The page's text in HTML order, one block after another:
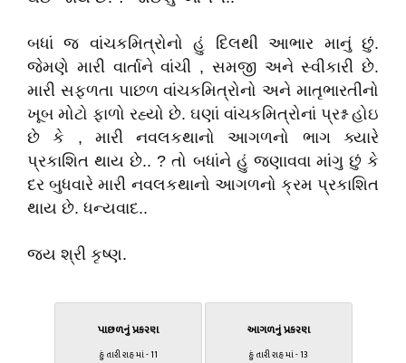
બધાં જ વાંચકમિત્રોનો હું દિલથી આભાર માનું છું.
જેમણે મારી વાર્તાને વાંચી , સમજી અને સ્વીકારી છે.
મારી સફળતા પાછળ વાંચકમિત્રોનો અને માતૃભારતીનો
ખૂબ મોટો ફાળો રહ્યો છે. ઘણાં વાંચકમિત્રોનાં પ્રશ્ન હોઇ
છે કે , મારી નવલકથાનો આગળનો ભાગ ક્યારે
પ્રકાશિત થાય છે.. ? તો બધાંને હું જણાવવા માંગુ છું કે
દર બુધવારે મારી નવલકથાનો આગળનો ક્રમ પ્રકાશિત
થાય છે. ધન્યવાદ..
જય શ્રી કૃષ્ણ.
પાછળનું પ્રકરણ
હું તારી રાહ માં - 11
આગળનું પ્રકરણ
હું તારી રાહ માં - 13